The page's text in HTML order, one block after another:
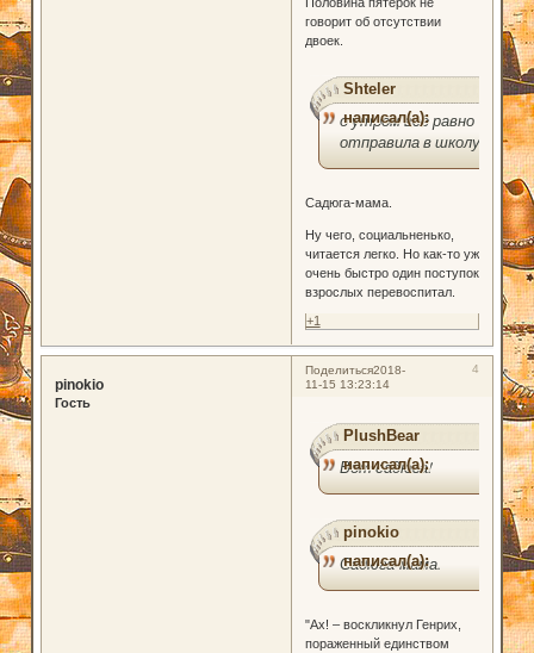
говорит об отсутствии
двоек.
Shteler
написал(а):
о утром всё равно
отправила в школу.
Садюга-мама.
Ну чего, социальненько,
читается легко. Но как-то уж
очень быстро один поступок
взрослых перевоспитал.
+1
Поделиться 4
2018-
11-15 13:23:14
pinokio
Гость
PlushBear
написал(а):
Вот садюга!
pinokio
написал(а):
Садюга-мама.
"Ах! – воскликнул Генрих,
пораженный единством